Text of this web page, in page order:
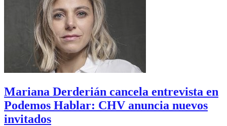
Mariana Derderián cancela entrevista en
Podemos Hablar: CHV anuncia nuevos
invitados